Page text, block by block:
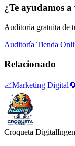
¿Te ayudamos a
Auditoría gratuita de
Auditoría Tienda
Relacionado
📈Marketing Digital
Croqueta Digital